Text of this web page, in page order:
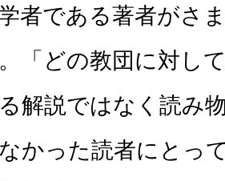
者である著者がさ
「どの教団に対し
解説ではなく読み
かった読者にとっ